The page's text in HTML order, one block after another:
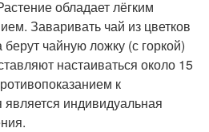
обладает лёгким
Заваривать чай из цветков
берут чайную ложку (с горкой)
настаиваться около 15
к
индивидуальная